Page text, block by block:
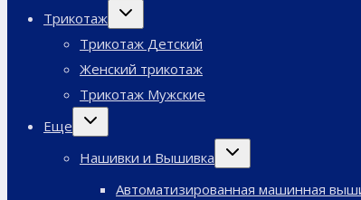
Трикотаж
Переключить
Трикотаж Детский
Женский трикотаж
Трикотаж Мужские
Еще
Переключить
Нашивки и Вышивка
Переключить
Автоматизированная машинная